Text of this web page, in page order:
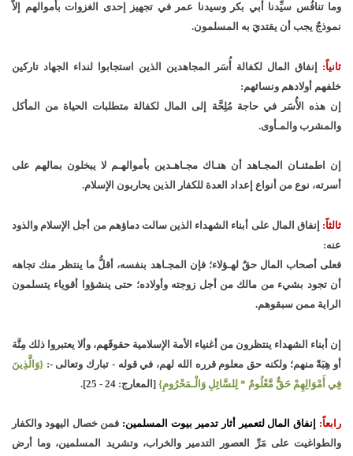
وما تنافُس سيِّدنا أبي بكر وسيدنا عمر في تجهيز إحدى الغزوات بأموالهم إلاَّ
نموذجٌ يجب أن يقتديَ به المسلمون.
ثانياً: إنفاق المال لكفالة أُسَر المجاهدين الذين استجابوا لنداء الجهاد تاركين
خلفهم أولادهم ونسائهم:
إن هذه الأُسَر في حاجة مُلِحَّة إلى المال لكفالة متطلبات الحياة من المأكل
والمشرب والمـأوى.
إن اطمئنـان المجـاهد أن هنـاك مجـاهـدين بأموالهـم لا يبخلون بمالهم على
أسرته، نوع من أنواع إعداد العدة للكفار الذين يحاربون الإسلام.
ثالثاً: إنفاق المال على أبناء الشهداء الذين سالت دماؤهم من أجل الإسلام والذود
عنه:
فعلى أصحاب المال حقٌ لهـؤلاء؛ فإن المجـاهد بنفسه، أقلُّ ما ينتظر منك تجاهه
أن تجود بشيء من مالك من أجل زوجته وأولاده؛ حتى ينشؤوا أقوياء يتسلمون
الراية ممن سبقوهم.
إن أبناء الشهداء ينتظرون من أغنياء الأمة الإسلامية حقوقَهم، وألا يعتبروا ذلك مِنَّة
أو هِبَةً منهم؛ ولكنه حق معلوم قرره الله لهم، في قوله - تبارك وتعالى -: {وَالَّذِينَ
فِي أَمْوَالِهِمْ حَقٌّ مَّعْلُومٌ * لِلسَّائِلِ وَالْـمَحْرُومِ} [المعارج: 24 - 25].
رابعاً: إنفاق المال لتعمير أثار تدمير بيوت المسلمين: فمن خصال اليهود والكفار
والطواغيت على مَرِّ العصور التدمير والخراب، وتشريد المسلمين، وما أرض